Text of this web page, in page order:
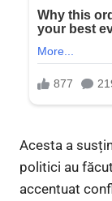
Acesta a
politici au
accentuat